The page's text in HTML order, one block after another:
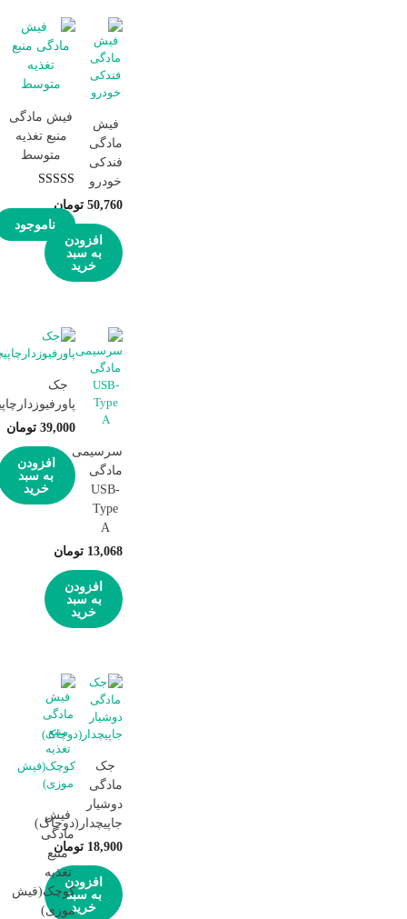
فیش
مادگی
فندکی
خودرو
50,760 تومان
افزودن
به سبد
خرید
فیش مادگی
منبع تغذیه
متوسط
نمره
از 5
ناموجود
سرسیمی
مادگی
USB-
Type
A
13,068 تومان
افزودن
به سبد
خرید
جک
39,000 تومان
افزودن
به سبد
خرید
جک
مادگی
دوشیار
جاپیچدار(دوچاک)
18,900 تومان
افزودن
به سبد
خرید
فیش
مادگی
منبع
تغذیه
کوچک(فیش
موزی)